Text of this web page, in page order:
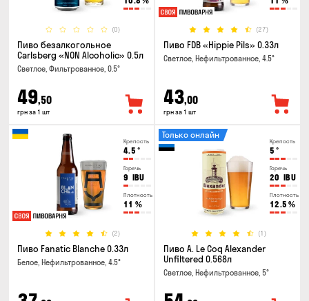
(0)
Пиво безалкогольное
Carlsberg «NON Alcoholic» 0.5л
Светлое, Фильтрованное, 0.5°
49,50
грн за 1 шт
(27)
Пиво FDB «Hippie Pils» 0.33л
Светлое, Нефильтрованное, 4.5°
43,00
грн за 1 шт
Крепость
4.5 °
Горечь
9 IBU
Плотность
11 %
(2)
Пиво Fanatic Blanche 0.33л
Белое, Нефильтрованное, 4.5°
Крепость
5 °
Горечь
20 IBU
Плотность
12.5 %
(1)
Только онлайн
Пиво A. Le Coq Alexander
Unfiltered 0.568л
Светлое, Нефильтрованное, 5°